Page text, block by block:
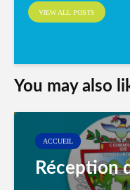
VIEW ALL POSTS
You may also
ACCUEIL
Réception